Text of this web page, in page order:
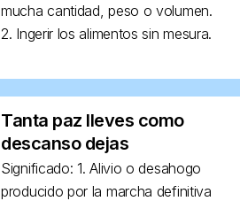
mucha cantidad, peso o volumen.
2. Ingerir los alimentos sin mesura.
Tanta paz lleves como
descanso dejas
Significado: 1. Alivio o desahogo
producido por la marcha definitiva